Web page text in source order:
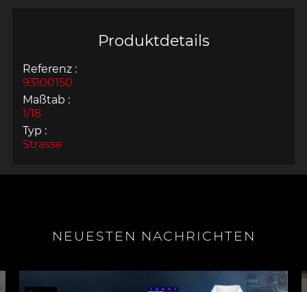
Produktdetails
Referenz :
93100150
Maßtab :
1/18
Typ :
Strasse
NEUESTEN NACHRICHTEN